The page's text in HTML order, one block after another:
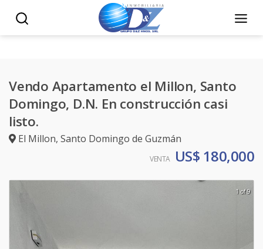
Vendo Apartamento el Millon, Santo
Domingo, D.N. En construcción casi
listo.
El Millon, Santo Domingo de Guzmán
VENTA US$ 180,000
1 of 9